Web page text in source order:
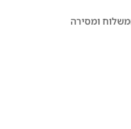
משלוח ומסירה